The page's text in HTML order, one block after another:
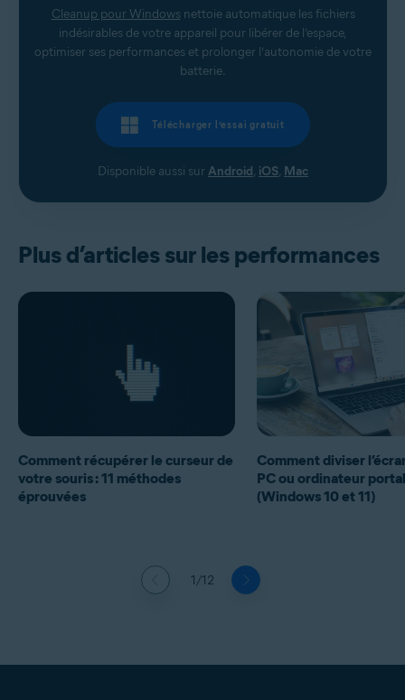
Cleanup pour Windows nettoie automatique les fichiers
indésirables de votre appareil pour libérer de l’espace,
optimiser ses performances et prolonger l’autonomie de votre
batterie.
Télécharger l’essai gratuit
Disponible aussi sur Android, iOS, Mac
Plus d’articles sur les performances
1/12
Comment récupérer le curseur de
votre souris : 11 méthodes
éprouvées
Comment diviser
PC ou ordinateur
(Windows 10 et 11)